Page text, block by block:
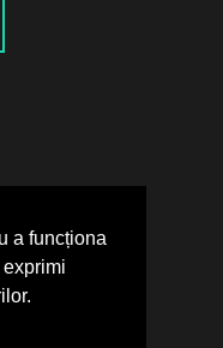
a funcționa